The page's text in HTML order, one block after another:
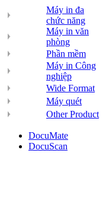
Máy in đa
chức năng
Máy in văn
phòng
Phần mềm
Máy in Công
nghiệp
Wide Format
Máy quét
Other Product
DocuMate
DocuScan